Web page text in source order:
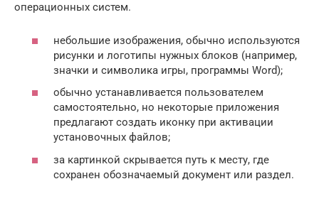
операционных систем.
небольшие изображения, обычно используются
рисунки и логотипы нужных блоков (например,
значки и символика игры, программы Word);
обычно устанавливается пользователем
самостоятельно, но некоторые приложения
предлагают создать иконку при активации
установочных файлов;
за картинкой скрывается путь к месту, где
сохранен обозначаемый документ или раздел.